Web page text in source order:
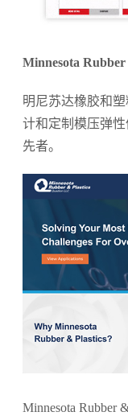
Minnesota Rubber
明尼苏达橡胶和
计和定制模压弹
先者。
Minnesota Rubber